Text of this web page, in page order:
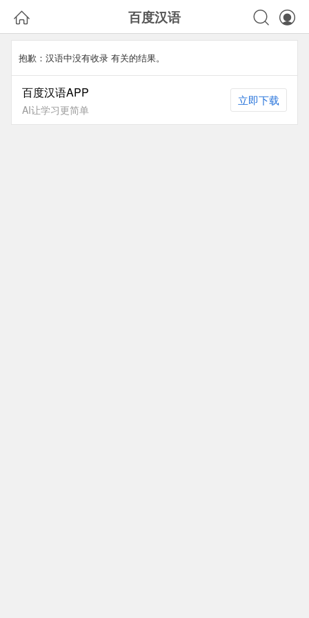
 百度汉语 

抱歉：汉语中没有收录 有关的结果。
百度汉语APP
AI让学习更简单
立即下载